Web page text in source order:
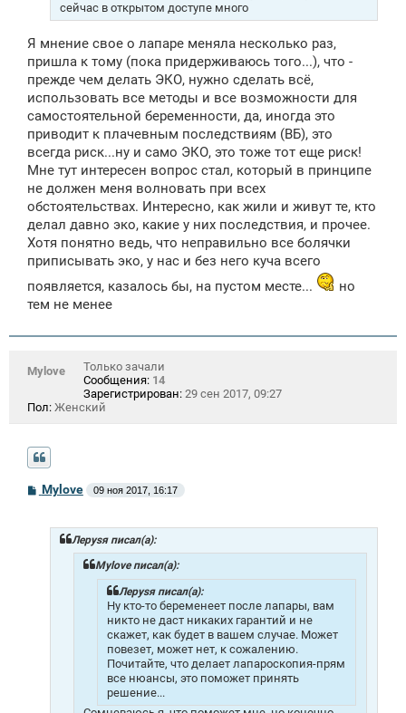
сейчас в открытом доступе много
Я мнение свое о лапаре меняла несколько раз,
пришла к тому (пока придерживаюсь того...), что -
прежде чем делать ЭКО, нужно сделать всё,
использовать все методы и все возможности для
самостоятельной беременности, да, иногда это
приводит к плачевным последствиям (ВБ), это
всегда риск...ну и само ЭКО, это тоже тот еще риск!
Мне тут интересен вопрос стал, который в принципе
не должен меня волновать при всех
обстоятельствах. Интересно, как жили и живут те, кто
делал давно эко, какие у них последствия, и прочее.
Хотя понятно ведь, что неправильно все болячки
приписывать эко, у нас и без него куча всего
появляется, казалось бы, на пустом месте...
но
тем не менее
Mylоvе
Только зачали
Сообщения: 14
Зарегистрирован: 29 сен 2017, 09:27
Пол: Женский
СMylоvе 09 ноя 2017, 16:17
Лeрysя писал(а):
Mylоvе писал(а):
Лeрysя писал(а):
Ну кто-то беременеет после лапары, вам
никто не даст никаких гарантий и не
скажет, как будет в вашем случае. Может
повезет, может нет, к сожалению.
Почитайте, что делает лапароскопия-прям
все нюансы, это поможет принять
решение...